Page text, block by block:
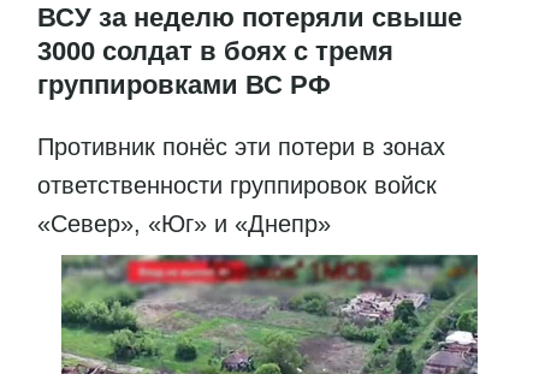
ВСУ за неделю потеряли свыше
3000 солдат в боях с тремя
группировками ВС РФ
Противник понёс эти потери в зонах
ответственности группировок войск
«Север», «Юг» и «Днепр»